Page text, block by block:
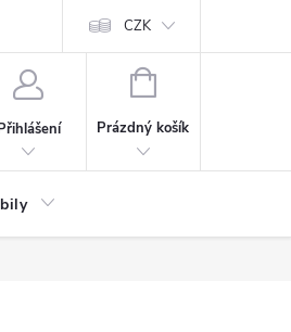
CZK
NÁKUPNÍ
Prázdný košík